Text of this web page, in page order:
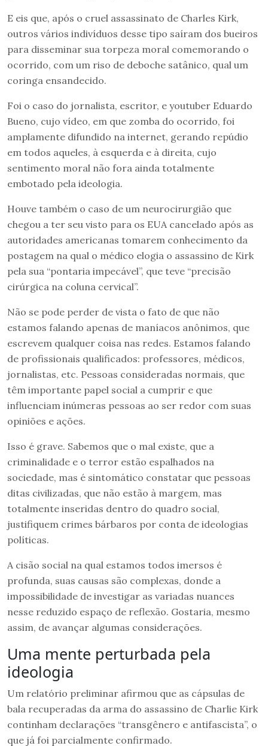
E eis que, após o cruel assassinato de Charles Kirk,
outros vários indivíduos desse tipo saíram dos bueiros
para disseminar sua torpeza moral comemorando o
ocorrido, com um riso de deboche satânico, qual um
coringa ensandecido.
Foi o caso do jornalista, escritor, e youtuber Eduardo
Bueno, cujo vídeo, em que zomba do ocorrido, foi
amplamente difundido na internet, gerando repúdio
em todos aqueles, à esquerda e à direita, cujo
sentimento moral não fora ainda totalmente
embotado pela ideologia.
Houve também o caso de um neurocirurgião que
chegou a ter seu visto para os EUA cancelado após as
autoridades americanas tomarem conhecimento da
postagem na qual o médico elogia o assassino de Kirk
pela sua “pontaria impecável”, que teve “precisão
cirúrgica na coluna cervical”.
Não se pode perder de vista o fato de que não
estamos falando apenas de maníacos anônimos, que
escrevem qualquer coisa nas redes. Estamos falando
de profissionais qualificados: professores, médicos,
jornalistas, etc. Pessoas consideradas normais, que
têm importante papel social a cumprir e que
influenciam inúmeras pessoas ao ser redor com suas
opiniões e ações.
Isso é grave. Sabemos que o mal existe, que a
criminalidade e o terror estão espalhados na
sociedade, mas é sintomático constatar que pessoas
ditas civilizadas, que não estão à margem, mas
totalmente inseridas dentro do quadro social,
justifiquem crimes bárbaros por conta de ideologias
políticas.
A cisão social na qual estamos todos imersos é
profunda, suas causas são complexas, donde a
impossibilidade de investigar as variadas nuances
nesse reduzido espaço de reflexão. Gostaria, mesmo
assim, de avançar algumas considerações.
Uma mente perturbada pela
ideologia
Um relatório preliminar afirmou que as cápsulas de
bala recuperadas da arma do assassino de Charlie Kirk
continham declarações “transgênero e antifascista”, o
que já foi parcialmente confirmado.